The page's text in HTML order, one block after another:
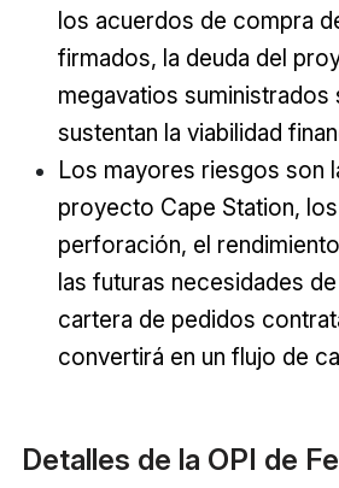
los acuerdos de compra
firmados, la deuda del
megavatios suministrados
sustentan la viabilidad
Los mayores riesgos son
proyecto Cape Station,
perforación, el
las futuras necesidades
cartera de pedidos
convertirá en un flujo de
Detalles de la OPI de